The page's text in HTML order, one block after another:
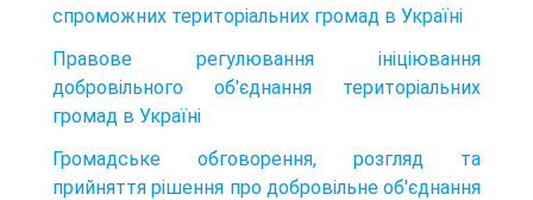
спроможних територіальних громад в Україні
Правове регулювання ініціювання
добровільного об'єднання територіальних
громад в Україні
Громадське обговорення, розгляд та
прийняття рішення про добровільне об'єднання